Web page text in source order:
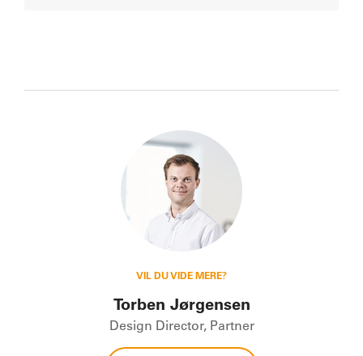
VIL DU VIDE MERE?
Torben Jørgensen
Design Director, Partner